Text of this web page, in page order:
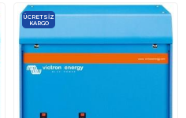
ÜCRETSIZ
KARGO